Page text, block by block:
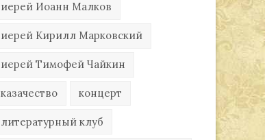
иерей Иоанн Малков
иерей Кирилл Марковский
иерей Тимофей Чайкин
казачество концерт
литературный клуб